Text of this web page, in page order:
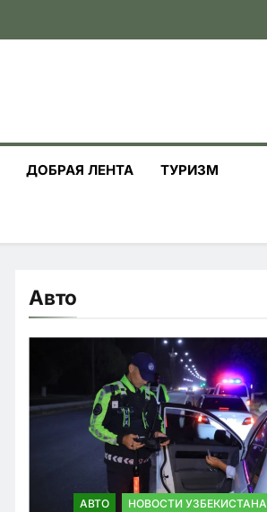
ДОБРАЯ ЛЕНТА ТУРИЗМ
Авто
АВТО НОВОСТИ УЗБЕКИСТАНА